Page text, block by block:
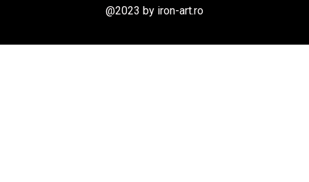
@2023 by iron-art.ro